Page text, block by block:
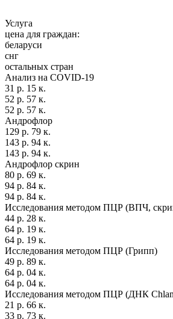
Услуга
цена для граждан:
беларуси
снг
остальных стран
Анализ на COVID-19
31 р. 15 к.
52 р. 57 к.
52 р. 57 к.
Андрофлор
129 р. 79 к.
143 р. 94 к.
143 р. 94 к.
Андрофлор скрин
80 р. 69 к.
94 р. 84 к.
94 р. 84 к.
Исследования методом ПЦР (ВПЧ,
44 р. 28 к.
64 р. 19 к.
64 р. 19 к.
Исследования методом ПЦР (Грипп)
49 р. 89 к.
64 р. 04 к.
64 р. 04 к.
Исследования методом ПЦР (ДНК
21 р. 66 к.
33 р. 73 к.